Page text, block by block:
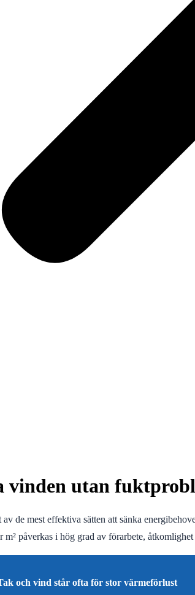
vinden utan
de mest effektiva sätten att sänka
påverkas i hög grad av förarbete,
och vind står ofta för stor värmeförlust